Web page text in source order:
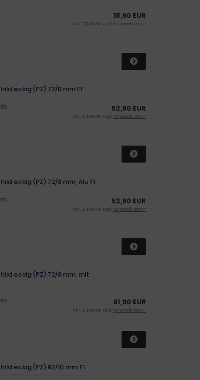
18,90 EUR
inkl. 19 % MwSt. zzgl.Versandkosten
eckig (PZ) 72/8 mm F1
52,90 EUR
inkl. 19 % MwSt. zzgl.Versandkosten
eckig (PZ) 72/8 mm, Alu F1
52,90 EUR
inkl. 19 % MwSt. zzgl.Versandkosten
eckig (PZ) 72/8 mm, mit
61,90 EUR
inkl. 19 % MwSt. zzgl.Versandkosten
eckig (PZ) 92/10 mm F1